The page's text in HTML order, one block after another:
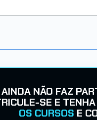
AINDA NÃO FAZ
SE E TENHA
OS CURSOS E